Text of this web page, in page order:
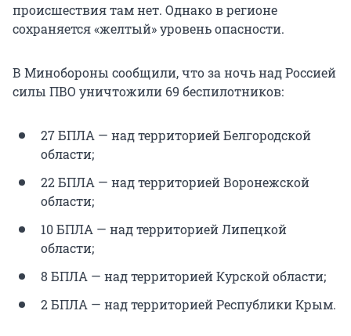
происшествия там нет. Однако в регионе
сохраняется «желтый» уровень опасности.
В Минобороны сообщили, что за ночь над Россией
силы ПВО уничтожили 69 беспилотников:
27 БПЛА — над территорией Белгородской
области;
22 БПЛА — над территорией Воронежской
области;
10 БПЛА — над территорией Липецкой
области;
8 БПЛА — над территорией Курской области;
2 БПЛА — над территорией Республики Крым.